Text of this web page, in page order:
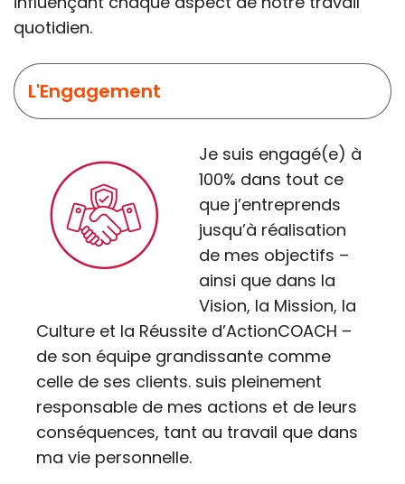
quotidien.
L'Engagement
Je suis engagé(e) à
100% dans tout ce
que j’entreprends
jusqu’à réalisation
de mes objectifs –
ainsi que dans la
Vision, la Mission, la
Culture et la Réussite d’ActionCOACH –
de son équipe grandissante comme
celle de ses clients. suis pleinement
responsable de mes actions et de leurs
conséquences, tant au travail que dans
ma vie personnelle.